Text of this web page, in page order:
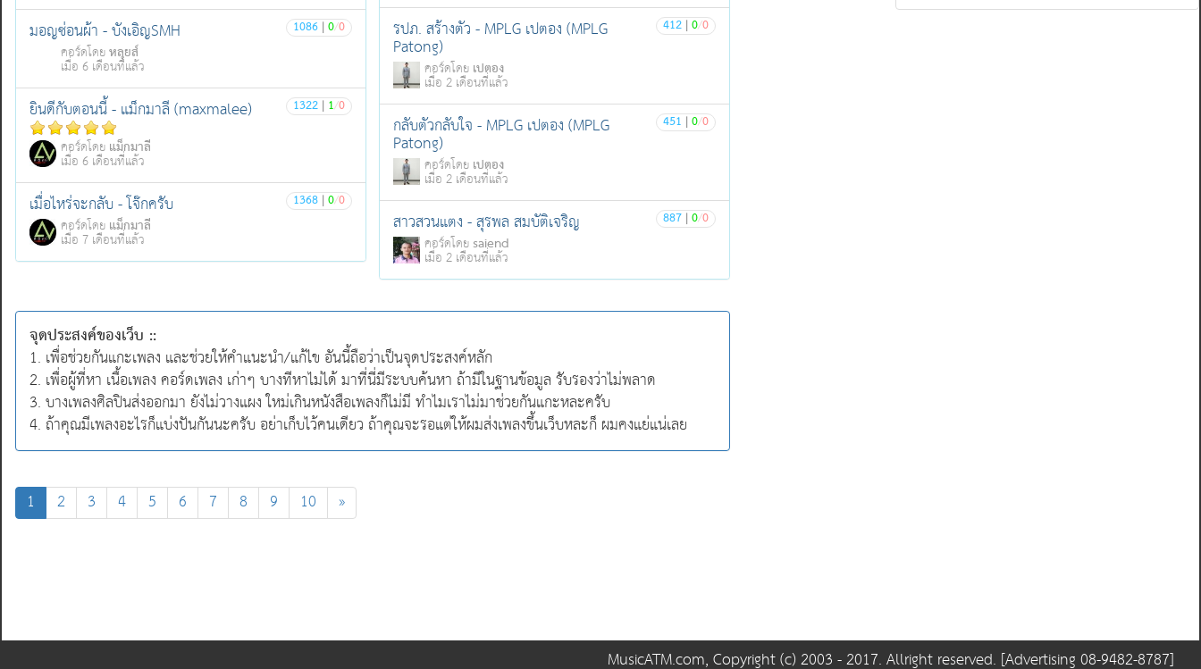
1086 | 0/0
มอญซ่อนผ้า - บังเอิญSMH
คอร์ดโดยหลุยส์
เมื่อ 6 เดือนที่แล้ว
1322 | 1/0
ยินดีกับตอนนี้ - แม็กมาลี (maxmalee)
คอร์ดโดย แม็กมาลี
เมื่อ 6 เดือนที่แล้ว
1368 | 0/0
เมื่อไหร่จะกลับ - โจ๊กครับ
คอร์ดโดย แม็กมาลี
เมื่อ 7 เดือนที่แล้ว
412 | 0/0
รปภ. สร้างตัว - MPLG เปตอง (MPLG
Patong)
คอร์ดโดย เปตอง
เมื่อ 2 เดือนที่แล้ว
451 | 0/0
กลับตัวกลับใจ - MPLG เปตอง (MPLG
Patong)
คอร์ดโดย เปตอง
เมื่อ 2 เดือนที่แล้ว
887 | 0/0
สาวสวนแตง - สุรพล สมบัติเจริญ
คอร์ดโดย saiend
เมื่อ 2 เดือนที่แล้ว
จุดประสงค์ของเว็บ ::
1. เพื่อช่วยกันแกะเพลง และช่วยให้คำแนะนำ/แก้ไข อันนี้ถือว่าเป็นจุดประสงค์หลัก
2. เพื่อผู้ที่หา เนื้อเพลง คอร์ดเพลง เก่าๆ บางทีหาไม่ได้ มาที่นี่มีระบบค้นหา ถ้ามีในฐานข้อมูล รับรองว่าไม่พลาด
3. บางเพลงศิลปินส่งออกมา ยังไม่วางแผง ใหม่เกินหนังสือเพลงก็ไม่มี ทำไมเราไม่มาช่วยกันแกะหละครับ
4. ถ้าคุณมีเพลงอะไรก็แบ่งปันกันนะครับ อย่าเก็บไว้คนเดียว ถ้าคุณจะรอแต่ให้ผมส่งเพลงขึ้นเว็บหละก็ ผมคงแย่แน่เลย
1 (current)
2 3 4 5 6 7 8 9 10 »
MusicATM.com, Copyright (c) 2003 - 2017. Allright reserved. [Advertising 08-9482-8787]